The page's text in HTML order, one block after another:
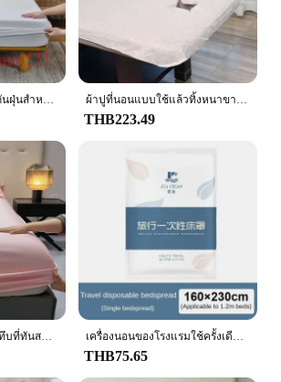
Versatile**
sets are not only suitable for the
but also for home use. Their
and style make them a perfect fit
providing a touch of luxury and
are available for sale, making it
looking to elevate their
With our hotel Bedding, you can
environment for your guests or
of a hotel-quality bed in the
own home.
ผ้าปูที่นอนสีขาวผ้ายืดกันฝุ่นสำหรับใช้ในบ้านโรงแรมหรูหราระบายอากาศได้ดีนุ่มราชินีที่ทันสมัยแฟชั่น ผ้าปูที่นอนแบบใช้แล้วทิ้งหนาขายส่งร้านเสริมสวยพิเศษท่องเที่ยวระบายอากาศผ้าไม่ทอหลุมทิ้งผ้าคลุมเตียงโรงแรม
THB223.49
1 แผ่นติดตั้งผ้าซาตินสีทึบที่ทันสมัยเรียบง่าย, ผ้าคลุมเตียงผ้าไหมน้ําแข็งสีทึบสําหรับห้องนอน, เครื่องนอน (ไม่รวมปลอกหมอน) เครื่องนอนของโรงแรมใช้ครั้งเดียวความสะดวกสบายที่ถูกสุขอนามัยคุ้มค่าได้อย่างง่ายดายแบบพกพาสุขอนามัยชุดผ้าปูที่นอนแบบใช้แล้วทิ้งเครื่องนอนท่องเที่ยว
THB75.65